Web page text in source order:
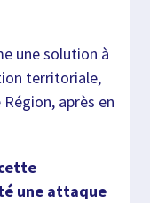
une solution à
territoriale,
après en
une attaque